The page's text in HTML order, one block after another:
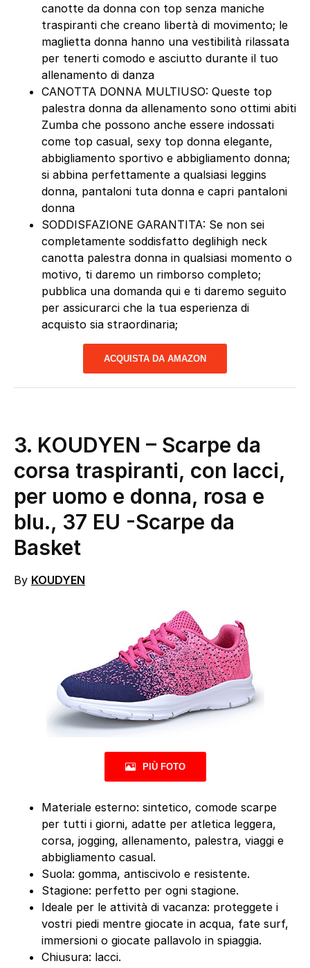
canotte da donna con top senza maniche
traspiranti che creano libertà di movimento; le
maglietta donna hanno una vestibilità rilassata
per tenerti comodo e asciutto durante il tuo
allenamento di danza
CANOTTA DONNA MULTIUSO: Queste top
palestra donna da allenamento sono ottimi abiti
Zumba che possono anche essere indossati
come top casual, sexy top donna elegante,
abbigliamento sportivo e abbigliamento donna;
si abbina perfettamente a qualsiasi leggins
donna, pantaloni tuta donna e capri pantaloni
donna
SODDISFAZIONE GARANTITA: Se non sei
completamente soddisfatto deglihigh neck
canotta palestra donna in qualsiasi momento o
motivo, ti daremo un rimborso completo;
pubblica una domanda qui e ti daremo seguito
per assicurarci che la tua esperienza di
acquisto sia straordinaria;
ACQUISTA DA AMAZON
3. KOUDYEN – Scarpe da
corsa traspiranti, con lacci,
per uomo e donna, rosa e
blu., 37 EU -Scarpe da
Basket
By KOUDYEN
PIÙ FOTO
Materiale esterno: sintetico, comode scarpe
per tutti i giorni, adatte per atletica leggera,
corsa, jogging, allenamento, palestra, viaggi e
abbigliamento casual.
Suola: gomma, antiscivolo e resistente.
Stagione: perfetto per ogni stagione.
Ideale per le attività di vacanza: proteggete i
vostri piedi mentre giocate in acqua, fate surf,
immersioni o giocate pallavolo in spiaggia.
Chiusura: lacci.